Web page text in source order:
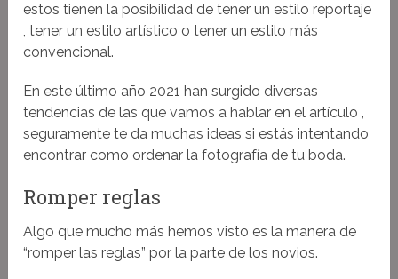
estos tienen la posibilidad de tener un estilo reportaje
, tener un estilo artístico o tener un estilo más
convencional.
En este último año 2021 han surgido diversas
tendencias de las que vamos a hablar en el artículo ,
seguramente te da muchas ideas si estás intentando
encontrar como ordenar la fotografía de tu boda.
Romper reglas
Algo que mucho más hemos visto es la manera de
“romper las reglas” por la parte de los novios.